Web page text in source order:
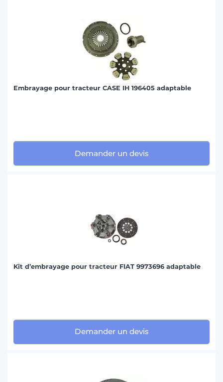
Embrayage pour tracteur CASE IH 196405 adaptable
Demander un devis
Kit d’embrayage pour tracteur FIAT 9973696 adaptable
Demander un devis